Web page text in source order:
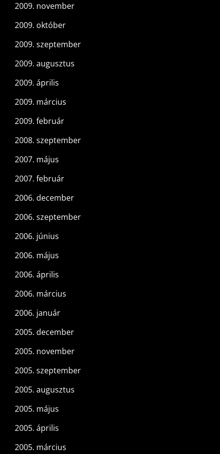
2009. november
2009. október
2009. szeptember
2009. augusztus
2009. április
2009. március
2009. február
2008. szeptember
2007. május
2007. február
2006. december
2006. szeptember
2006. június
2006. május
2006. április
2006. március
2006. január
2005. december
2005. november
2005. szeptember
2005. augusztus
2005. május
2005. április
2005. március